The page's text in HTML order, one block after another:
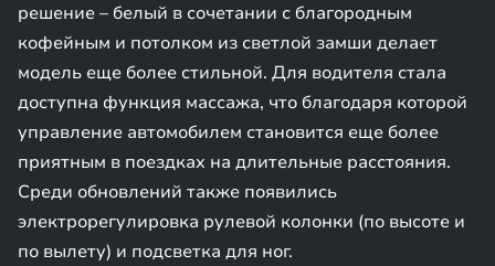
решение – белый в сочетании с благородным
кофейным и потолком из светлой замши делает
модель еще более стильной. Для водителя стала
доступна функция массажа, что благодаря которой
управление автомобилем становится еще более
приятным в поездках на длительные расстояния.
Среди обновлений также появились
электрорегулировка рулевой колонки (по высоте и
по вылету) и подсветка для ног.